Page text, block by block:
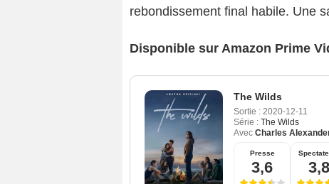
rebondissement final habile. Une
Disponible sur Amazon Prime
The Wilds
Sortie : 2020-12-11
Série : The Wilds
Avec Charles
Presse
3,6 3,8